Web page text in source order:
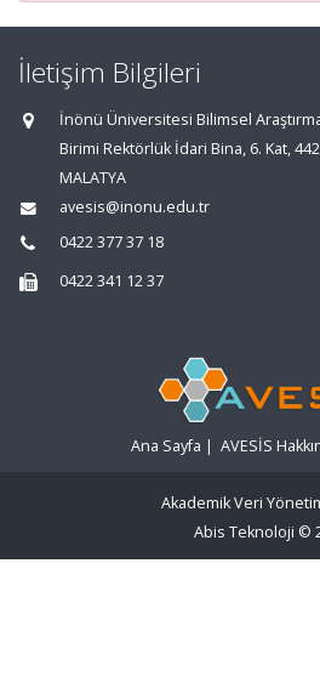
İletişim Bilgileri
İnönü Üniversitesi Bilimsel
Birimi Rektörlük İdari Bina, 6. Kat,
MALATYA
avesis@inonu.edu.tr
0422 377 37 18
0422 341 12 37
Ana Sayfa | AVESİS
Akademik Veri
Abis Teknoloji ©